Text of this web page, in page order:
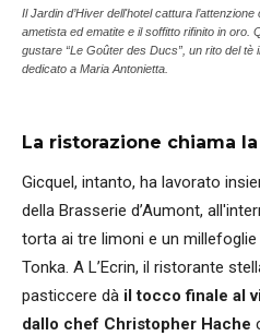
Il Jardin d’Hiver dell'hotel cattura
ametista ed ematite e il soffitto rifinito in oro.
gustare “Le Goûter des Ducs”, un rito del tè
dedicato a Maria Antonietta.
La ristorazione chiama
Gicquel, intanto, ha lavorato
della Brasserie d’Aumont,
torta ai tre limoni e un millefoglie
Tonka. A L’Ecrin, il ristorante
pasticcere dà il tocco finale al
dallo chef Christopher Hache